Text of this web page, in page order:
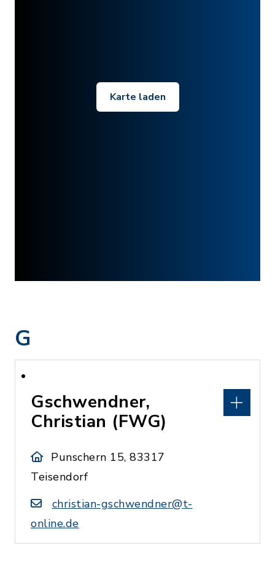
Karte laden
G
Gschwendner,
Christian (FWG)
Punschern 15, 83317
Teisendorf
christian-gschwendner@t-
online.de